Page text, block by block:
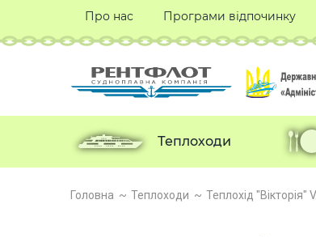
Головна Теплоходи Теплохід "Вікторія"
Про нас Програми відпочинку
Теплоходи